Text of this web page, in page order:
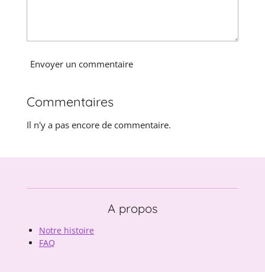
Envoyer un commentaire
Commentaires
Il n'y a pas encore de commentaire.
A propos
Notre histoire
FAQ